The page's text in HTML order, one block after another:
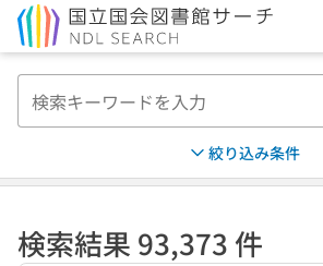
絞り込み条件
検索結果 93,373 件